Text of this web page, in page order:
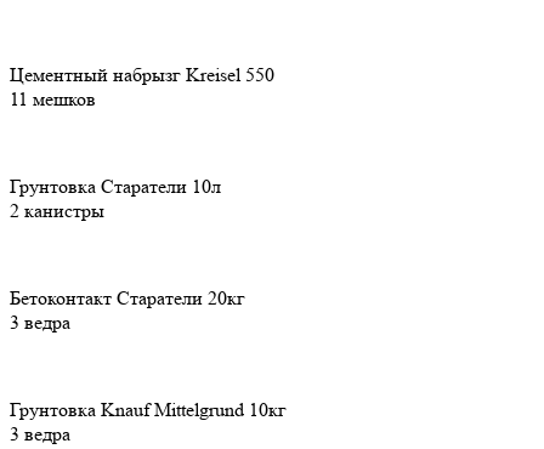
Цементный набрызг Kreisel 550
11 мешков
Грунтовка Старатели 10л
2 канистры
Бетоконтакт Старатели 20кг
3 ведра
Грунтовка Knauf Mittelgrund 10кг
3 ведра